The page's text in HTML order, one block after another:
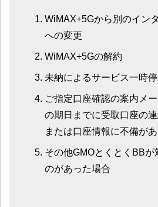
WiMAX+5Gから別のイン
への変更
WiMAX+5Gの解約
未納によるサービス一時
ご指定口座確認の案内メ
の期日までに受取口座の
または口座情報に不備が
その他GMOとくとくBBが
のがあった場合